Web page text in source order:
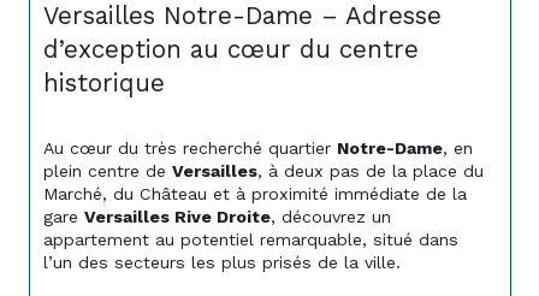
Versailles Notre-Dame – Adresse
d’exception au cœur du centre
historique
Au cœur du très recherché quartier Notre-Dame, en
plein centre de Versailles, à deux pas de la place du
Marché, du Château et à proximité immédiate de la
gare Versailles Rive Droite, découvrez un
appartement au potentiel remarquable, situé dans
l’un des secteurs les plus prisés de la ville.